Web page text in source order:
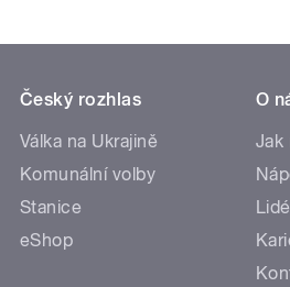
Český rozhlas
Válka na Ukrajině
Komunální volby
Stanice
eShop
O
Jak